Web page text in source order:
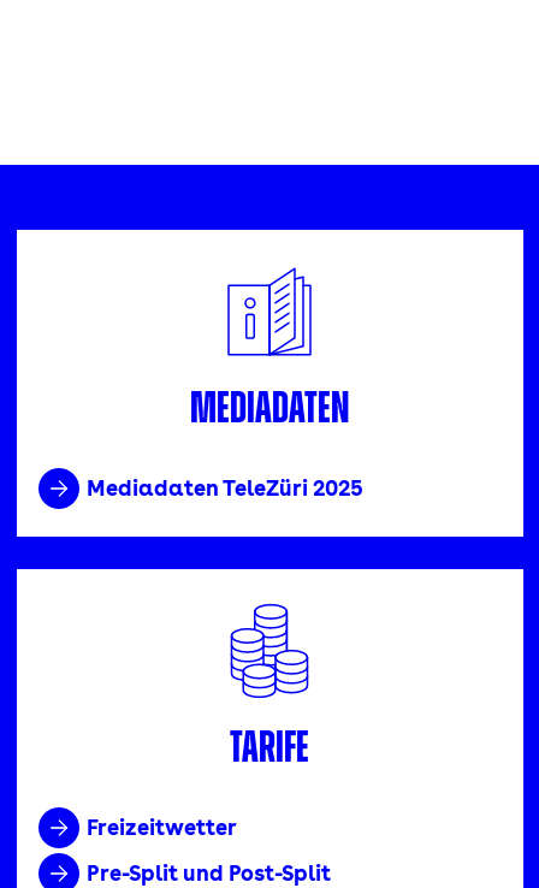
Mediadaten
Mediadaten TeleZüri 2025
Tarife
Freizeitwetter
Pre-Split und Post-Split